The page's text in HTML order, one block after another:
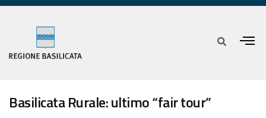
Basilicata Rurale: ultimo “fair tour”